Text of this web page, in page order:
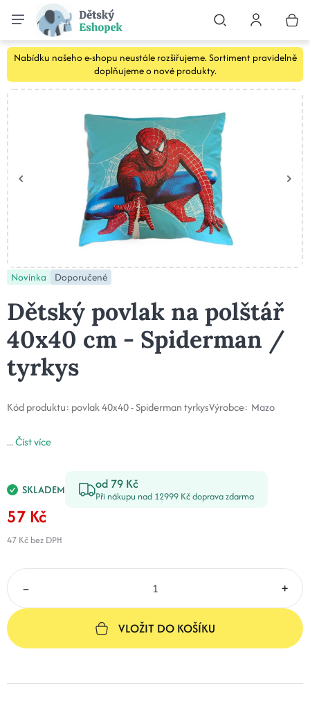
Nabídku našeho e-shopu neustále rozšiřujeme. Sortiment pravidelně
doplňujeme o nové produkty.
Novinka Doporučené
Dětský povlak na polštář
40x40 cm - Spiderman /
tyrkys
Kód produktu: povlak 40x40 - Spiderman tyrkysVýrobce: Mazo
...Číst více
SKLADEM od 79 Kč
Při nákupu nad 12999 Kč doprava zdarma
57 Kč
47 Kč bez DPH
– +
VLOŽIT DO KOŠÍKU